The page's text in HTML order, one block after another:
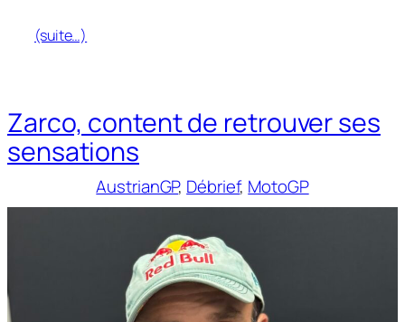
(suite…)
Zarco, content de retrouver ses
sensations
AustrianGP, Débrief, MotoGP